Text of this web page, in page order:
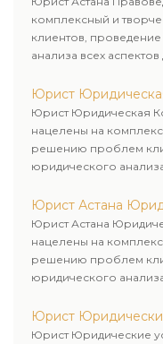
комплексный и
клиентов,
анализа всех
Юрист
Юрист Юридическая
нацелены на
решению проблем
юридического
Юрист Астана
Юрист Астана
нацелены на
решению проблем
юридического
Юрист
Юрист Юридические